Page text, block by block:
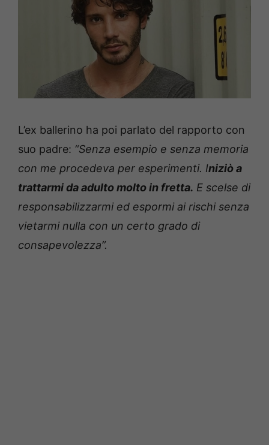
L’ex ballerino ha poi parlato del rapporto con
suo padre: “Senza esempio e senza memoria
con me procedeva per esperimenti. Iniziò a
trattarmi da adulto molto in fretta. E scelse di
responsabilizzarmi ed espormi ai rischi senza
vietarmi nulla con un certo grado di
consapevolezza”.